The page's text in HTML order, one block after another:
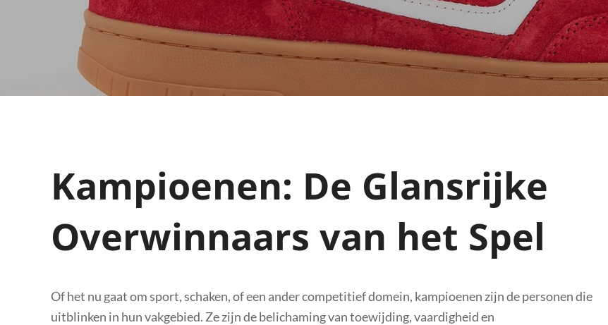
Kampioenen: De Glansrijke
Overwinnaars van het Spel
Of het nu gaat om sport, schaken, of een ander competitief domein, kampioenen zijn de personen die
uitblinken in hun vakgebied. Ze zijn de belichaming van toewijding, vaardigheid en